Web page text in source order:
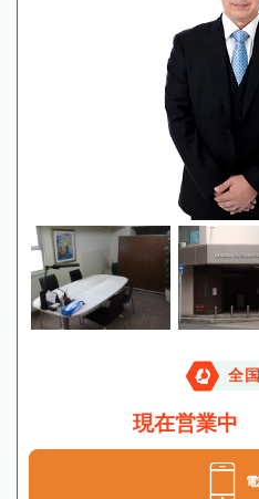
全
現在営業中